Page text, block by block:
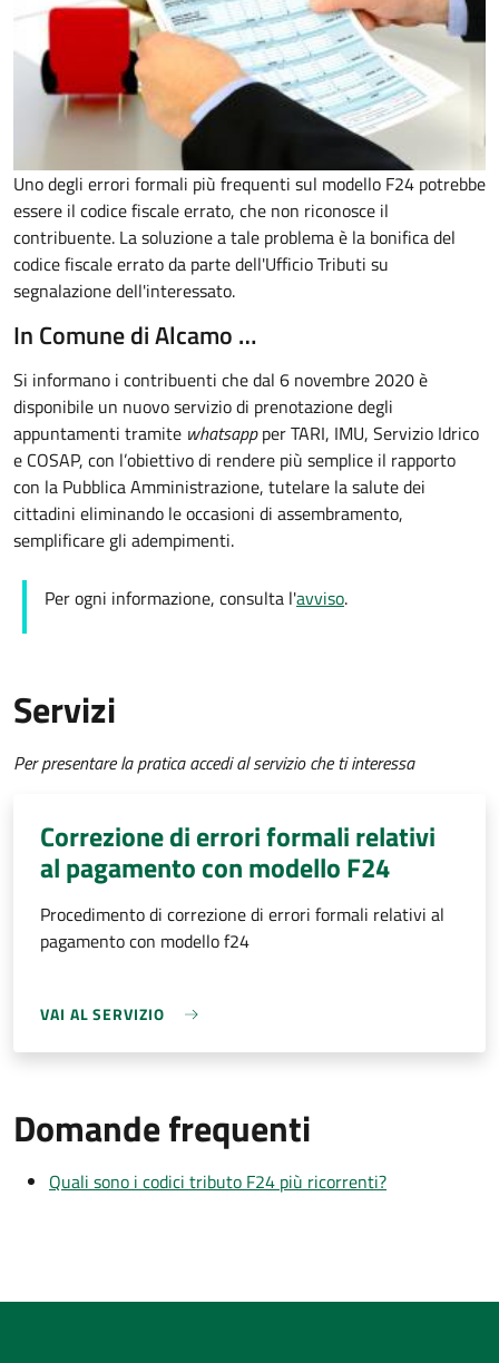
Uno degli errori formali più frequenti sul modello F24 potrebbe
essere il codice fiscale errato, che non riconosce il
contribuente. La soluzione a tale problema è la bonifica del
codice fiscale errato da parte dell'Ufficio Tributi su
segnalazione dell'interessato.
In Comune di Alcamo …
Si informano i contribuenti che dal 6 novembre 2020 è
disponibile un nuovo servizio di prenotazione degli
appuntamenti tramite whatsappper TARI, IMU, Servizio Idrico
e COSAP, con l’obiettivo di rendere più semplice il rapporto
con la Pubblica Amministrazione, tutelare la salute dei
cittadini eliminando le occasioni di assembramento,
semplificare gli adempimenti.
Per ogni informazione, consulta l'avviso.
Servizi
Per presentare la pratica accedi al servizio che ti interessa
Correzione di errori formali relativi
al pagamento con modello F24
Procedimento di correzione di errori formali relativi al
pagamento con modello f24
VAI AL SERVIZIO
Domande frequenti
Quali sono i codici tributo F24 più ricorrenti?